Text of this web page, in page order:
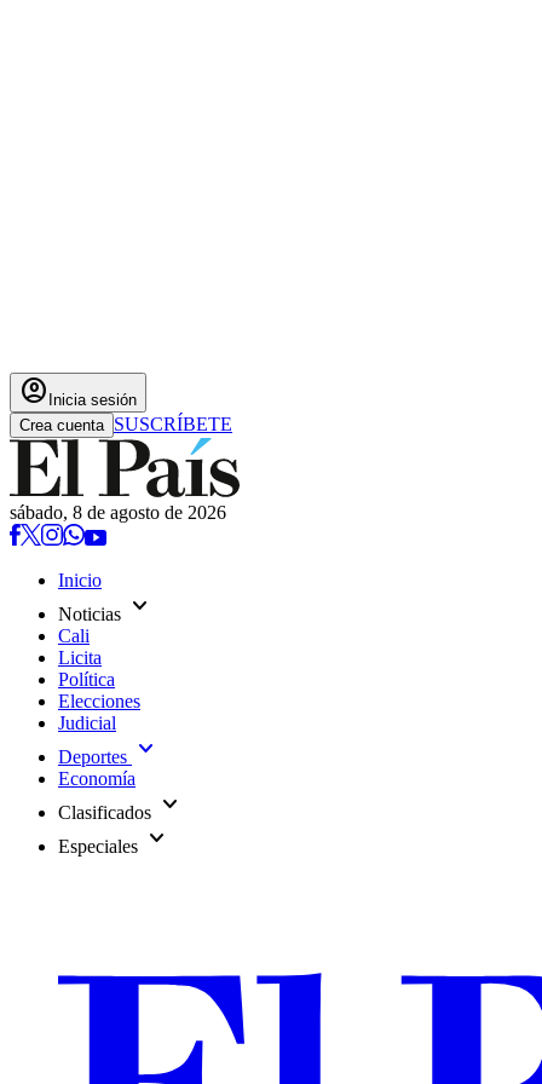
account_circle Inicia sesión
Crea cuenta SUSCRÍBETE
sábado, 8 de agosto de 2026
Inicio
Noticias expand_more
Cali
Licita
Política
Elecciones
Judicial
Deportes expand_more
Economía
Clasificados expand_more
Especiales expand_more